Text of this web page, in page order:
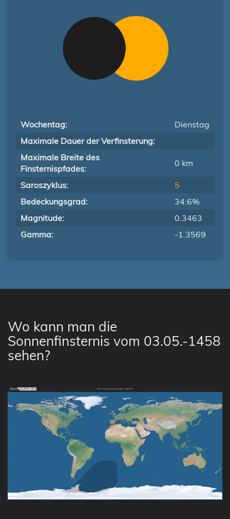
Wochentag:
Dienstag
Maximale Dauer der Verfinsterung:
Maximale Breite des
Finsternispfades:
0 km
Saroszyklus:
5
Bedeckungsgrad:
34.6%
Magnitude:
0.3463
Gamma:
-1.3569
Wo kann man die
Sonnenfinsternis vom 03.05.-1458
sehen?